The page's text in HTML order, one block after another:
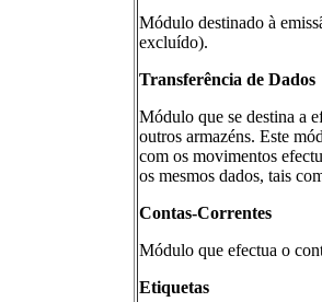
Módulo destinado à
excluído).
Transferência de Dados
Módulo que se destina a
outros armazéns. Este
com os movimentos
os mesmos dados, tais
Contas-Correntes
Módulo que efectua o
Etiquetas